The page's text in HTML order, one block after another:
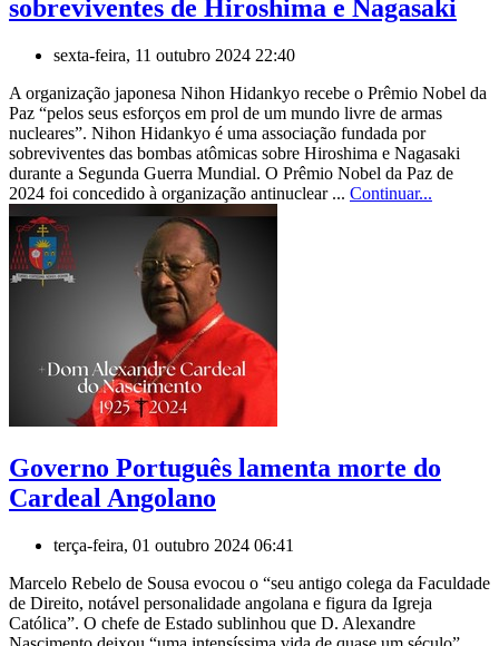
sobreviventes de Hiroshima e Nagasaki
sexta-feira, 11 outubro 2024 22:40
A organização japonesa Nihon Hidankyo recebe o Prêmio Nobel da
Paz “pelos seus esforços em prol de um mundo livre de armas
nucleares”. Nihon Hidankyo é uma associação fundada por
sobreviventes das bombas atômicas sobre Hiroshima e Nagasaki
durante a Segunda Guerra Mundial. O Prêmio Nobel da Paz de
2024 foi concedido à organização antinuclear ... Continuar...
Governo Português lamenta morte do
Cardeal Angolano
terça-feira, 01 outubro 2024 06:41
Marcelo Rebelo de Sousa evocou o “seu antigo colega da Faculdade
de Direito, notável personalidade angolana e figura da Igreja
Católica”. O chefe de Estado sublinhou que D. Alexandre